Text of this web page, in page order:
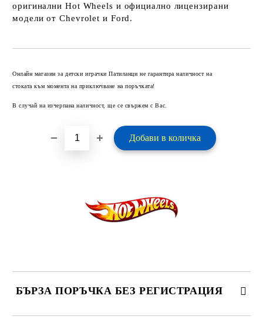
оригинални Hot Wheels и официално лицензирани
модели от Chevrolet и Ford.
Онлайн магазин за детски играчки Патиланци не гарантира наличност на
стоката към момента на приключване на поръчката!
В случай на изчерпана наличност, ще се свържем с Вас.
БЪРЗА ПОРЪЧКА БЕЗ РЕГИСТРАЦИЯ